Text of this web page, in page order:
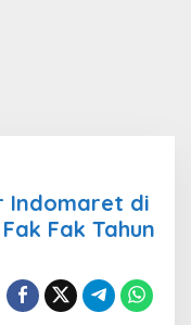
Indomaret di
Fak Tahun